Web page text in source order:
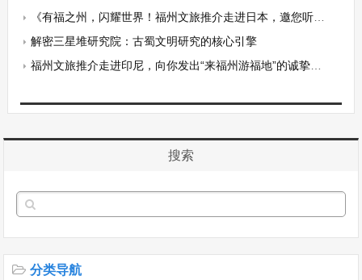
《有福之州，闪耀世界！福州文旅推介走进日本，邀您听一场跨越千年的文化回响》
解密三星堆研究院：古蜀文明研究的核心引擎
福州文旅推介走进印尼，向你发出“来福州游福地”的诚挚邀请~
搜索
分类导航